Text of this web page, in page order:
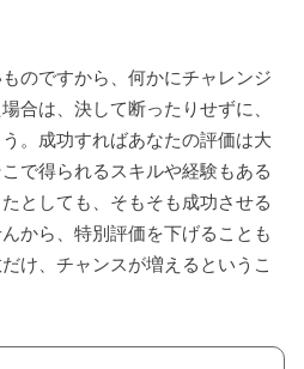
のですから、何かにチャレンジ
合は、決して断ったりせずに、
。成功すればあなたの評価は大
で得られるスキルや経験もある
としても、そもそも成功させる
から、特別評価を下げることも
け、チャンスが増えるというこ